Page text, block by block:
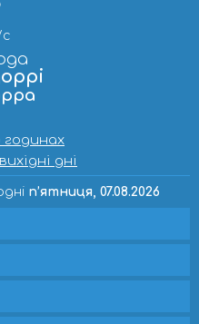
годинах
дні
п’ятниця, 07.08.2026